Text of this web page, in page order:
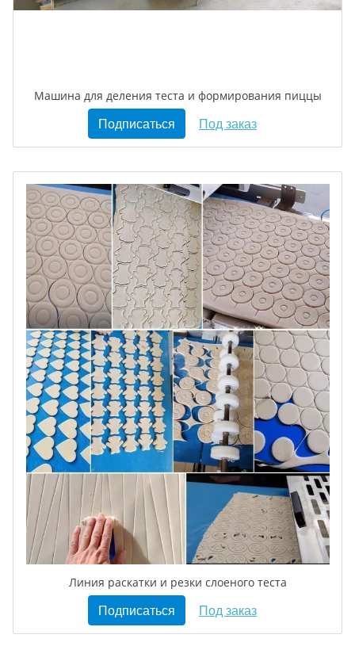
Машина для деления теста и формирования пиццы
Подписаться Под заказ
Линия раскатки и резки слоеного теста
Подписаться Под заказ